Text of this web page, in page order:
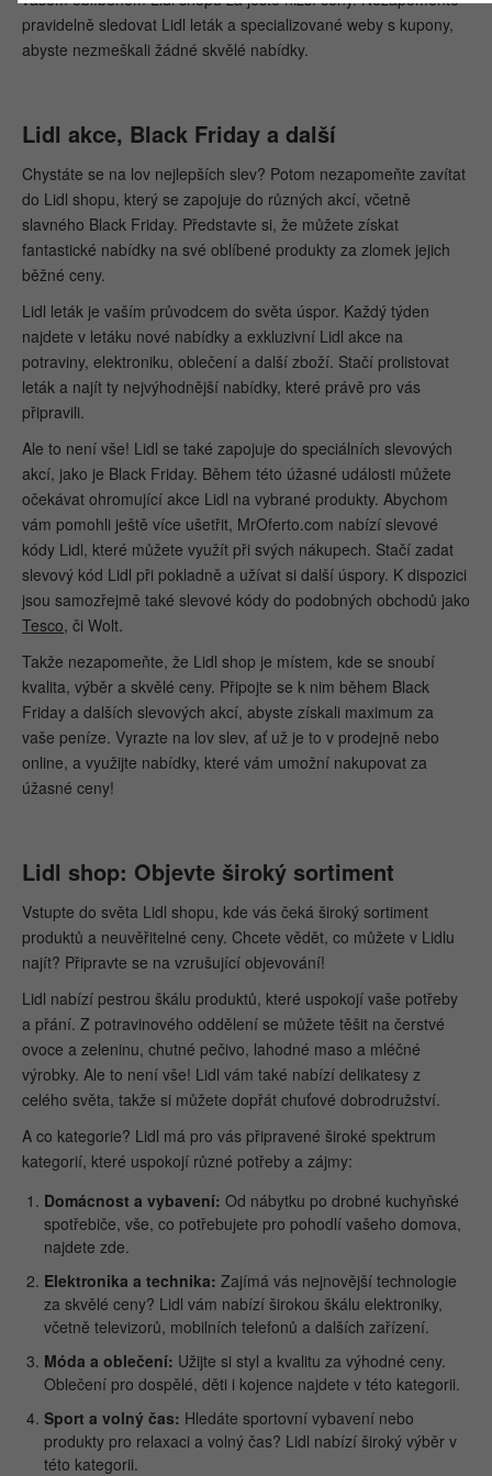
pravidelně sledovat Lidl leták a specializované weby s kupony,
abyste nezmeškali žádné skvělé nabídky.
Lidl akce, Black Friday a další
Chystáte se na lov nejlepších slev? Potom nezapomeňte zavítat
do Lidl shopu, který se zapojuje do různých akcí, včetně
slavného Black Friday. Představte si, že můžete získat
fantastické nabídky na své oblíbené produkty za zlomek jejich
běžné ceny.
Lidl leták je vaším průvodcem do světa úspor. Každý týden
najdete v letáku nové nabídky a exkluzivní Lidl akce na
potraviny, elektroniku, oblečení a další zboží. Stačí prolistovat
leták a najít ty nejvýhodnější nabídky, které právě pro vás
připravili.
Ale to není vše! Lidl se také zapojuje do speciálních slevových
akcí, jako je Black Friday. Během této úžasné události můžete
očekávat ohromující akce Lidl na vybrané produkty. Abychom
vám pomohli ještě více ušetřit, MrOferto.com nabízí slevové
kódy Lidl, které můžete využít při svých nákupech. Stačí zadat
slevový kód Lidl při pokladně a užívat si další úspory. K dispozici
jsou samozřejmě také slevové kódy do podobných obchodů jako
Tesco, či Wolt.
Takže nezapomeňte, že Lidl shop je místem, kde se snoubí
kvalita, výběr a skvělé ceny. Připojte se k nim během Black
Friday a dalších slevových akcí, abyste získali maximum za
vaše peníze. Vyrazte na lov slev, ať už je to v prodejně nebo
online, a využijte nabídky, které vám umožní nakupovat za
úžasné ceny!
Lidl shop: Objevte široký sortiment
Vstupte do světa Lidl shopu, kde vás čeká široký sortiment
produktů a neuvěřitelné ceny. Chcete vědět, co můžete v Lidlu
najít? Připravte se na vzrušující objevování!
Lidl nabízí pestrou škálu produktů, které uspokojí vaše potřeby
a přání. Z potravinového oddělení se můžete těšit na čerstvé
ovoce a zeleninu, chutné pečivo, lahodné maso a mléčné
výrobky. Ale to není vše! Lidl vám také nabízí delikatesy z
celého světa, takže si můžete dopřát chuťové dobrodružství.
A co kategorie? Lidl má pro vás připravené široké spektrum
kategorií, které uspokojí různé potřeby a zájmy:
Domácnost a vybavení: Od nábytku po drobné kuchyňské
spotřebiče, vše, co potřebujete pro pohodlí vašeho domova,
najdete zde.
Elektronika a technika: Zajímá vás nejnovější technologie
za skvělé ceny? Lidl vám nabízí širokou škálu elektroniky,
včetně televizorů, mobilních telefonů a dalších zařízení.
Móda a oblečení: Užijte si styl a kvalitu za výhodné ceny.
Oblečení pro dospělé, děti i kojence najdete v této kategorii.
Sport a volný čas: Hledáte sportovní vybavení nebo
produkty pro relaxaci a volný čas? Lidl nabízí široký výběr v
této kategorii.